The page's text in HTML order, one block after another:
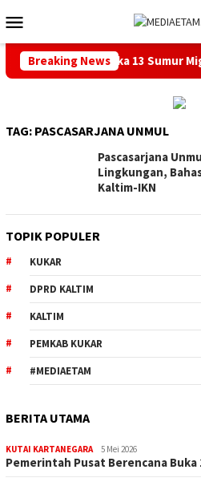
ke
kontenMobile
Breaking News
Berencana Buka 13 Sumur
TAG: PASCASARJANA UNMUL
Pascasarjana
Lingkungan,
Kaltim-IKN
TOPIK POPULER
KUKAR
DPRD KALTIM
KALTIM
PEMKAB KUKAR
#MEDIAETAM
BERITA UTAMA
KUTAI KARTANEGARA 5 Mei 2026
Pemerintah Pusat Berencana